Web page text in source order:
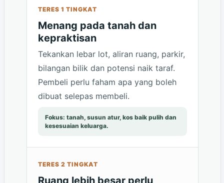
TERES 1 TINGKAT
Menang pada tanah dan
kepraktisan
Tekankan lebar lot, aliran ruang, parkir,
bilangan bilik dan potensi naik taraf.
Pembeli perlu faham apa yang boleh
dibuat selepas membeli.
Fokus: tanah, susun atur, kos baik pulih dan
kesesuaian keluarga.
TERES 2 TINGKAT
Ruang lebih besar perlu